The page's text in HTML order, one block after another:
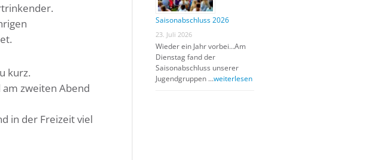
kurz.
zweiten Abend
in der Freizeit viel
Saisonabschluss 2026
23. Juli 2026
Wieder ein Jahr vorbei…Am
Dienstag fand der
Saisonabschluss unserer
Jugendgruppen …weiterlesen